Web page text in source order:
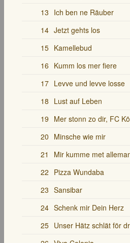
13 Ich ben ne Räuber
14 Jetzt gehts los
15 Kamellebud
16 Kumm los mer fiere
17 Levve und levve losse
18 Lust auf Leben
19 Mer stonn zo dir, FC
20 Minsche wie mir
21
Mir kumme met
22 Pizza Wundaba
23 Sansibar
24 Schenk mir Dein Herz
25 Unser Hätz schlät för